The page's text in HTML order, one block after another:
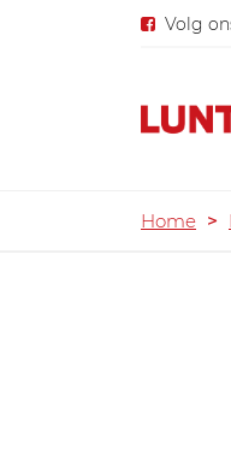
Volg
Home >